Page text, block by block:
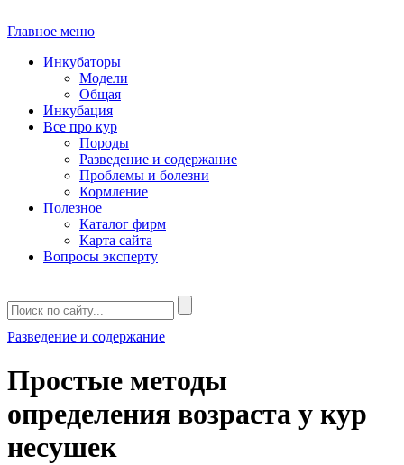
Главное меню
Инкубаторы
Модели
Общая
Инкубация
Все про кур
Породы
Разведение и содержание
Проблемы и болезни
Кормление
Полезное
Каталог фирм
Карта сайта
Вопросы эксперту
Разведение и содержание
Простые методы
определения возраста у кур
несушек